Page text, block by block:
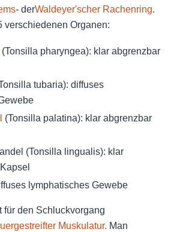
- derWaldeyer'scher Rachenring.
verschiedenen Organen:
(Tonsilla pharyngea): klar abgrenzbar
tubaria): diffuses
(Tonsilla palatina): klar abgrenzbar
(Tonsilla lingualis): klar
lymphatisches Gewebe
für den Schluckvorgang
Muskulatur. Man